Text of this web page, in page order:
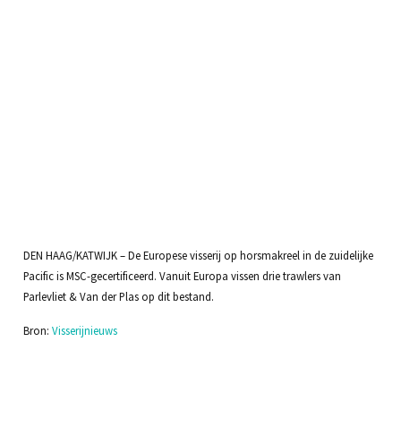
DEN HAAG/KATWIJK – De Europese visserij op horsmakreel in de zuidelijke
Pacific is MSC-gecertificeerd. Vanuit Europa vissen drie trawlers van
Parlevliet & Van der Plas op dit bestand.
Bron: Visserijnieuws